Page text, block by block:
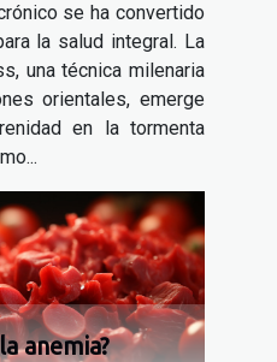
se ha convertido
la salud integral. La
una técnica milenaria
orientales, emerge
en la tormenta
anemia?